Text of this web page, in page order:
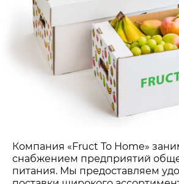
Компания «Fruct To Home»
снабжением предприятий
питания. Мы предоставляем